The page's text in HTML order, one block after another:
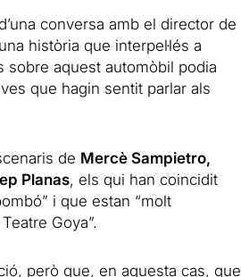
conversa amb el director de
història que interpel·lés a
sobre aquest automòbil podia
que hagin sentit parlar als
de Mercè Sampietro,
Planas, els qui han coincidit
i que estan “molt
Goya”.
però que, en aquesta cas, que